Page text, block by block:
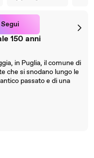
Segui
150 anni
in Puglia, il comune di
che si snodano lungo le
passato e di una